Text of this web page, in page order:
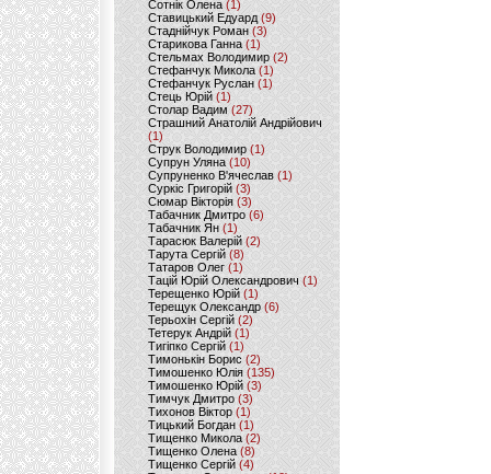
Сотнік Олена(1)
Ставицький Едуард (9)
Стаднійчук Роман(3)
Старикова Ганна (1)
Стельмах Володимир(2)
Стефанчук Микола (1)
Стефанчук Руслан (1)
Стець Юрій (1)
Столар Вадим(27)
Страшний Анатолій Андрійович
(1)
Струк Володимир (1)
Супрун Уляна (10)
Супруненко В'ячеслав (1)
Суркіс Григорій (3)
Сюмар Вікторія (3)
Табачник Дмитро (6)
Табачник Ян(1)
Тарасюк Валерій (2)
Тарута Сергій (8)
Татаров Олег(1)
Тацій Юрій Олександрович(1)
Терещенко Юрій(1)
Терещук Олександр(6)
Терьохін Сергій (2)
Тетерук Андрій (1)
Тигіпко Сергій(1)
Тимонькін Борис (2)
Тимошенко Юлія (135)
Тимошенко Юрій(3)
Тимчук Дмитро (3)
Тихонов Віктор (1)
Тицький Богдан (1)
Тищенко Микола (2)
Тищенко Олена (8)
Тищенко Сергій (4)